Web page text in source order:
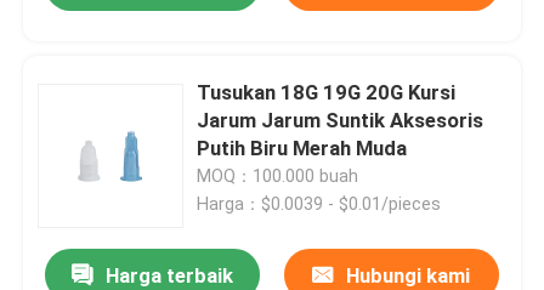
Tusukan 18G 19G 20G Kursi
Jarum Jarum Suntik Aksesoris
Putih Biru Merah Muda
MOQ：100.000 buah
Harga：$0.0039 - $0.01/pieces
Harga terbaik Hubungi kami